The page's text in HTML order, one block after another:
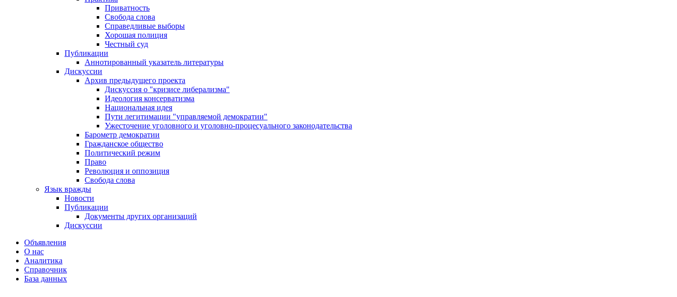
Приватность
Свобода слова
Справедливые выборы
Хорошая полиция
Честный суд
Публикации
Аннотированный указатель литературы
Дискуссии
Архив предыдущего проекта
Дискуссия о "кризисе либерализма"
Идеология консерватизма
Национальная идея
Пути легитимации "управляемой демократии"
Ужесточение уголовного и уголовно-процесуального законодательства
Барометр демократии
Гражданское общество
Политический режим
Право
Революция и оппозиция
Свобода слова
Язык вражды
Новости
Публикации
Документы других организаций
Дискуссии
Объявления
О нас
Аналитика
Справочник
База данных